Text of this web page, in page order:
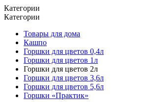
Категории
Категории
Товары для дома
Кашпо
Горшки для цветов 0,4л
Горшки для цветов 1л
Горшки для цветов 2л
Горшки для цветов 3,6л
Горшки для цветов 5,6л
Горшки «Практик»